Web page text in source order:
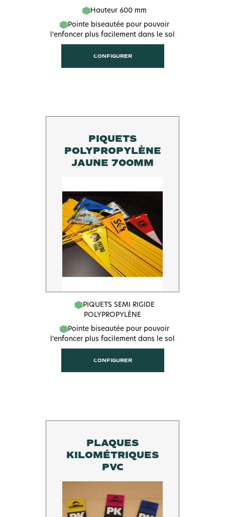
Hauteur 600 mm
Pointe biseautée pour pouvoir
l’enfoncer plus facilement dans le sol
CONFIGURER
PIQUETS
POLYPROPYLÈNE
JAUNE 700MM
PIQUETS SEMI RIGIDE
POLYPROPYLÈNE
Pointe biseautée pour pouvoir
l’enfoncer plus facilement dans le sol
CONFIGURER
PLAQUES
KILOMÉTRIQUES
PVC